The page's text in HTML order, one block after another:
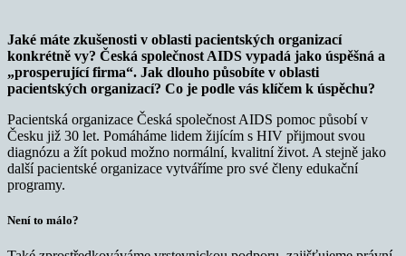
Jaké máte zkušenosti v oblasti pacientských organizací
konkrétně vy? Česká společnost AIDS vypadá jako úspěšná a
„prosperující firma“. Jak dlouho působíte v oblasti
pacientských organizací? Co je podle vás klíčem k úspěchu?
Pacientská organizace Česká společnost AIDS pomoc působí v
Česku již 30 let. Pomáháme lidem žijícím s HIV přijmout svou
diagnózu a žít pokud možno normální, kvalitní život. A stejně jako
další pacientské organizace vytváříme pro své členy edukační
programy.
Není to málo?